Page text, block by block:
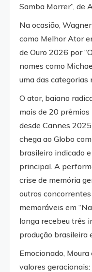
Samba Morrer”, de
Na ocasião,
como Melhor Ator
de Ouro 2026 por
nomes como
uma das categorias
O ator, baiano
mais de 20
desde Cannes
chega ao Globo
brasileiro indicado
principal. A
crise de memória
outros
memoráveis em
longa recebeu três
produção brasileira
Emocionado,
valores